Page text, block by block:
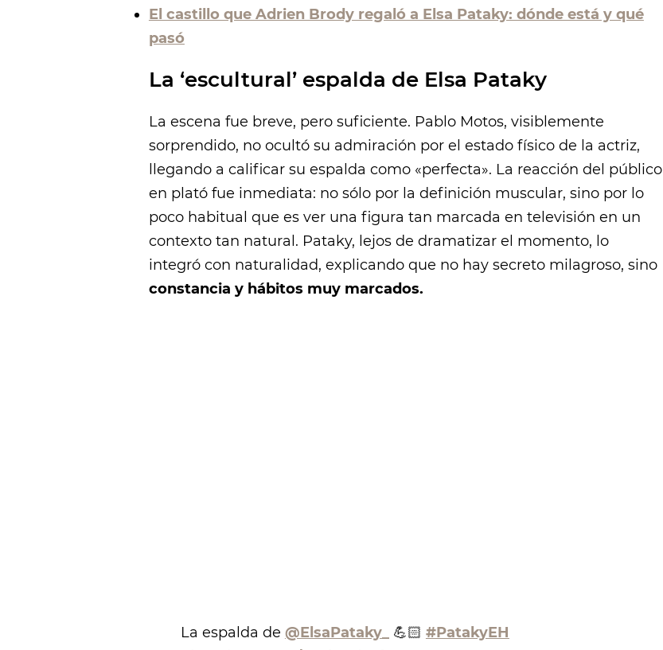
El castillo que Adrien Brody regaló a Elsa Pataky: dónde está y qué
pasó
La ‘escultural’ espalda de Elsa Pataky
La escena fue breve, pero suficiente. Pablo Motos, visiblemente
sorprendido, no ocultó su admiración por el estado físico de la actriz,
llegando a calificar su espalda como «perfecta». La reacción del público
en plató fue inmediata: no sólo por la definición muscular, sino por lo
poco habitual que es ver una figura tan marcada en televisión en un
contexto tan natural. Pataky, lejos de dramatizar el momento, lo
integró con naturalidad, explicando que no hay secreto milagroso, sino
constancia y hábitos muy marcados.
La espalda de @ElsaPataky_ 💪🏻 #PatakyEH